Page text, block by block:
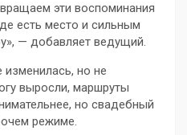
эти воспоминания
есть место и сильным
— добавляет ведущий.
но не
выросли, маршруты
но свадебный
режиме.